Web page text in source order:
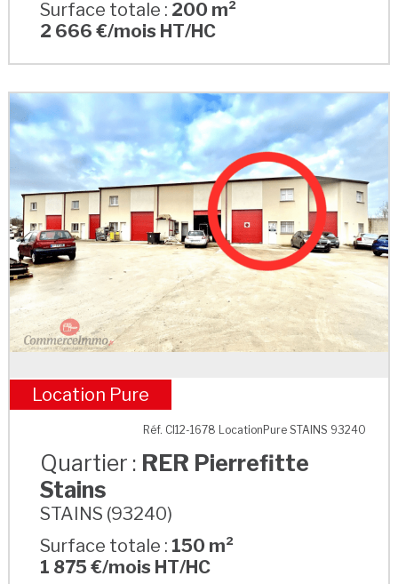
Surface totale : 200 m²
2 666 €/mois HT/HC
RER Pierrefitte Stains
Location Pure
Réf. CI12-1678 LocationPure STAINS 93240
Quartier : RER Pierrefitte
Stains
STAINS (93240)
Surface totale : 150 m²
1 875 €/mois HT/HC